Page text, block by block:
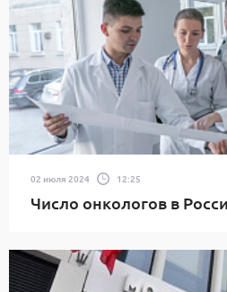
02 июля 2024 12:25
Число онкологов в